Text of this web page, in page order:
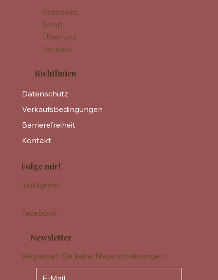
Startseite
Shop
Über uns
Kontakt
Richtlinien
Datenschutz
Verkaufsbedingungen
Barrierefreiheit
Kontakt
Folge mir!
Instagram
Facebook
Newsletter
Verpassen Sie keine Neuerscheinungen!